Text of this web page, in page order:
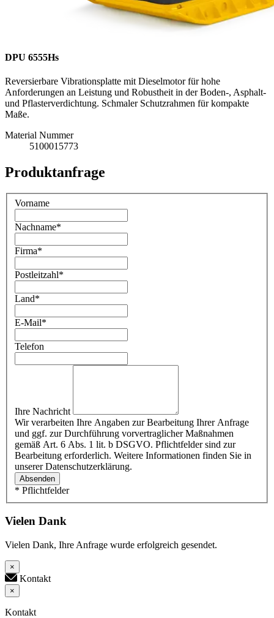
DPU 6555Hs
Reversierbare Vibrationsplatte mit Dieselmotor für hohe
Anforderungen an Leistung und Robustheit in der Boden-, Asphalt-
und Pflasterverdichtung. Schmaler Schutzrahmen für kompakte
Maße.
Material Nummer
5100015773
Produktanfrage
Vorname
Nachname*
Firma*
Postleitzahl*
Land*
E-Mail*
Telefon
Ihre Nachricht
Wir verarbeiten Ihre Angaben zur Bearbeitung Ihrer Anfrage
und ggf. zur Durchführung vorvertraglicher Maßnahmen
gemäß Art. 6 Abs. 1 lit. b DSGVO. Pflichtfelder sind zur
Bearbeitung erforderlich. Weitere Informationen finden Sie in
unserer Datenschutzerklärung.
Absenden
* Pflichtfelder
Vielen Dank
Vielen Dank, Ihre Anfrage wurde erfolgreich gesendet.
×
Kontakt
×
Kontakt